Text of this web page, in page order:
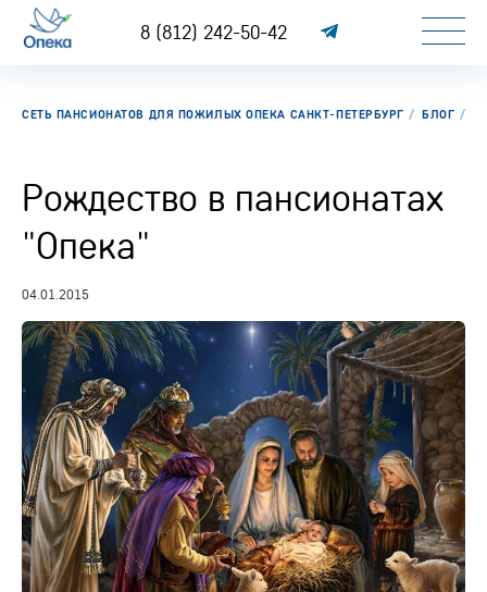
8 (812) 242-50-42
СЕТЬ ПАНСИОНАТОВ ДЛЯ ПОЖИЛЫХ ОПЕКА САНКТ-ПЕТЕРБУРГ БЛОГ
Рождество в пансионатах
"Опека"
04.01.2015